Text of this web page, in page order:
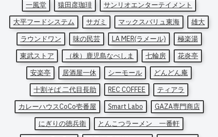
一風堂
猿田彦珈琲
サンリオエンターテイメント
大平フードシステム
サガミ マックスバリュ東海
雄大
ラウンドワン
味の民芸 LA MER(ラメール)
極楽湯
東武ストア
（株）鹿児島なべしま 七輪房
花炎亭
安楽亭
居酒屋一休 シーモール
どんどん庵
十割そば 二代目長助
REC COFFEE
ティアラ
カレーハウスCoCo壱番屋
Smart Labo
GAZA専門商店
にぎりの徳兵衛
とんこつラーメン 一番軒